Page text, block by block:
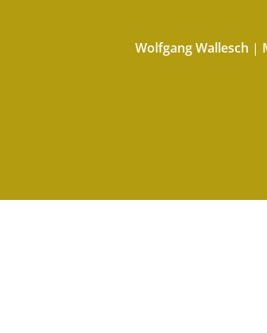
Wolfgang Wallesch |